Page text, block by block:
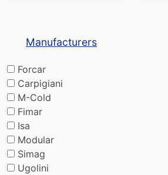
Manufacturers
Forcar
Carpigiani
M-Cold
Fimar
Isa
Modular
Simag
Ugolini